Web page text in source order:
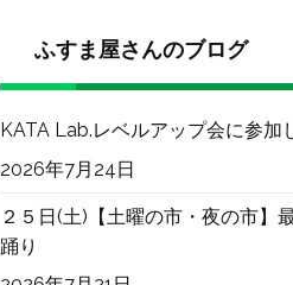
ふすま屋さんのブログ
KATA Lab.レベルアップ会に参加
2026年7月24日
２５日(土)【土曜の市・夜の市】
踊り